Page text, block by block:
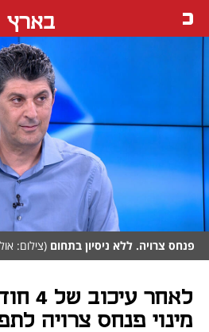
בארץ
פנחס צרויה. ללא ניסיון בתחום (צילום:
לאחר
מינוי פנחס צרויה